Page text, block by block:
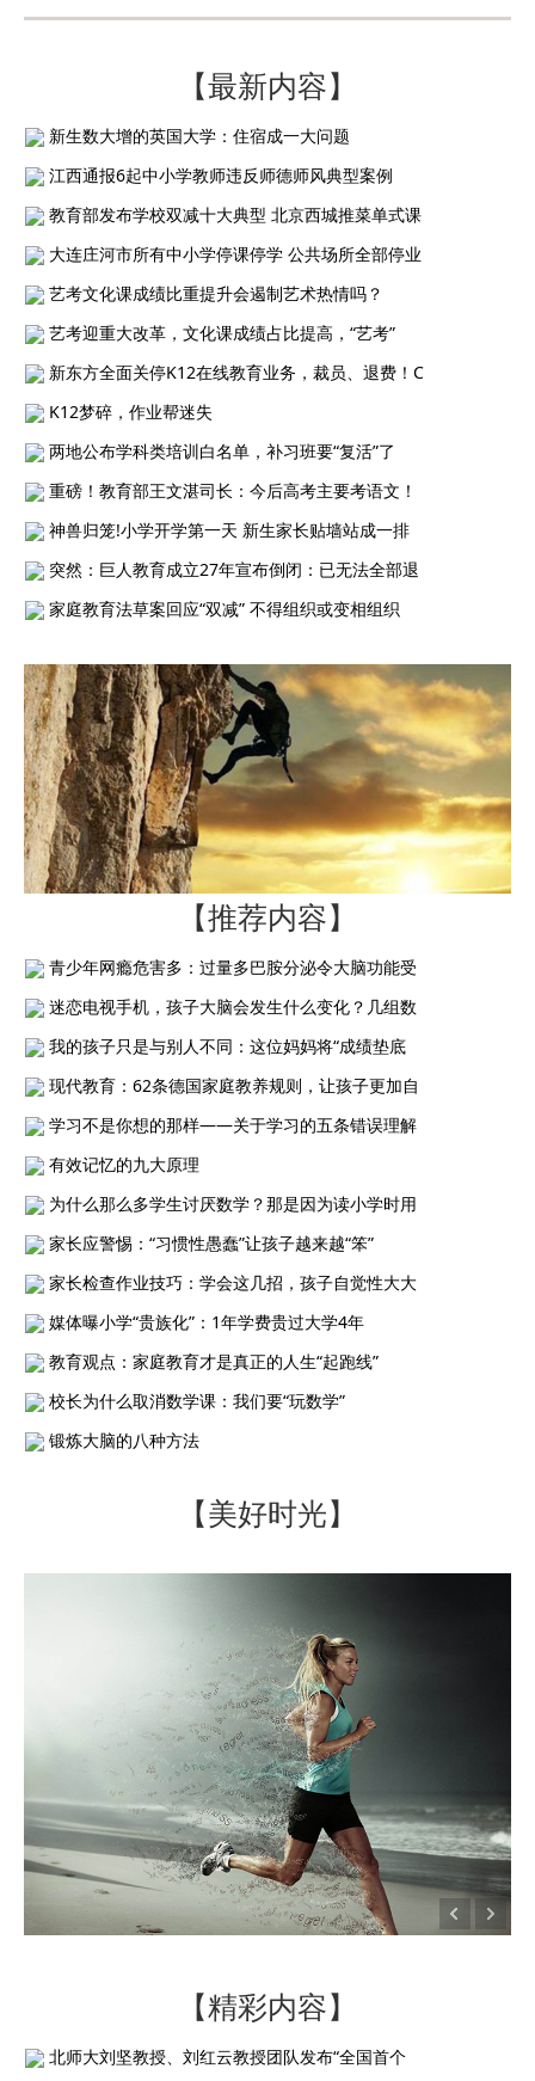
【最新内容】
新生数大增的英国大学：住宿成一大问题
江西通报6起中小学教师违反师德师风典型案例
教育部发布学校双减十大典型 北京西城推菜单式课
大连庄河市所有中小学停课停学 公共场所全部停业
艺考文化课成绩比重提升会遏制艺术热情吗？
艺考迎重大改革，文化课成绩占比提高，“艺考”
新东方全面关停K12在线教育业务，裁员、退费！C
K12梦碎，作业帮迷失
两地公布学科类培训白名单，补习班要“复活”了
重磅！教育部王文湛司长：今后高考主要考语文！
神兽归笼!小学开学第一天 新生家长贴墙站成一排
突然：巨人教育成立27年宣布倒闭：已无法全部退
家庭教育法草案回应“双减” 不得组织或变相组织
【推荐内容】
青少年网瘾危害多：过量多巴胺分泌令大脑功能受
迷恋电视手机，孩子大脑会发生什么变化？几组数
我的孩子只是与别人不同：这位妈妈将“成绩垫底
现代教育：62条德国家庭教养规则，让孩子更加自
学习不是你想的那样——关于学习的五条错误理解
有效记忆的九大原理
为什么那么多学生讨厌数学？那是因为读小学时用
家长应警惕：“习惯性愚蠢”让孩子越来越“笨”
家长检查作业技巧：学会这几招，孩子自觉性大大
媒体曝小学“贵族化”：1年学费贵过大学4年
教育观点：家庭教育才是真正的人生“起跑线”
校长为什么取消数学课：我们要“玩数学”
锻炼大脑的八种方法
【美好时光】
【精彩内容】
北师大刘坚教授、刘红云教授团队发布“全国首个